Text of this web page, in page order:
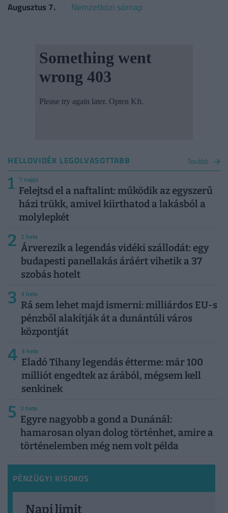
Augusztus 7. Nemzetközi sörnap
HELLOVIDÉK LEGOLVASOTTABB Tovább
1 7 napja
Felejtsd el a naftalint: működik az egyszerű
házi trükk, amivel kiirthatod a lakásból a
molylepkét
2 2 hete
Árverezik a legendás vidéki szállodát: egy
budapesti panellakás áráért vihetik a 37
szobás hotelt
3 3 hete
Rá sem lehet majd ismerni: milliárdos EU-s
pénzből alakítják át a dunántúli város
központját
4 3 hete
Eladó Tihany legendás étterme: már 100
milliót engedtek az árából, mégsem kell
senkinek
5 3 hete
Egyre nagyobb a gond a Dunánál:
hamarosan olyan dolog történhet, amire a
történelemben még nem volt példa
PÉNZÜGYI KISOKOS
Napi limit